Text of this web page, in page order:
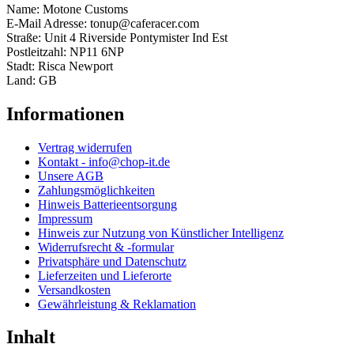
Name: Motone Customs
E-Mail Adresse: tonup@caferacer.com
Straße: Unit 4 Riverside Pontymister Ind Est
Postleitzahl: NP11 6NP
Stadt: Risca Newport
Land: GB
Informationen
Vertrag widerrufen
Kontakt - info@chop-it.de
Unsere AGB
Zahlungsmöglichkeiten
Hinweis Batterieentsorgung
Impressum
Hinweis zur Nutzung von Künstlicher Intelligenz
Widerrufsrecht & -formular
Privatsphäre und Datenschutz
Lieferzeiten und Lieferorte
Versandkosten
Gewährleistung & Reklamation
Inhalt